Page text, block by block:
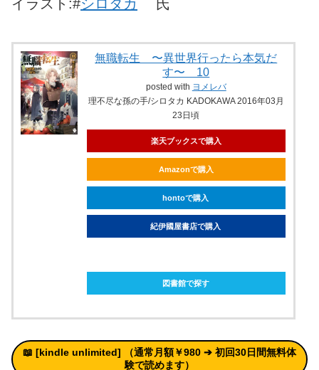
イラスト:#シロタカ 氏
無職転生 〜異世界行ったら本気だ
す〜 10
posted with ヨメレバ
理不尽な孫の手/シロタカ KADOKAWA 2016年03月
23日頃
楽天ブックスで購入
Amazonで購入
hontoで購入
紀伊國屋書店で購入
図書館で探す
📖 [kindle unlimited] （通常月額￥980 ➔ 初回30日間無料体
験で読めます）